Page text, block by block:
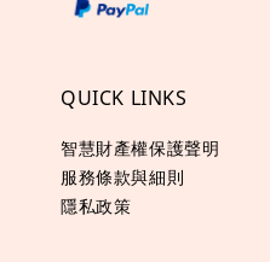
QUICK LINKS
智慧財產權保護聲明
服務條款與細則
隱私政策